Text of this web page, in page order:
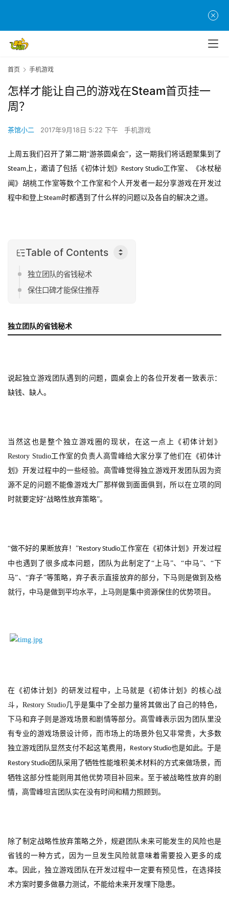
茶
原
创
游
戏
手
机
游
戏
首页 手机游戏
怎样才能让自己的游戏在Steam首页挂一
周？
茶馆小二 2017年9月18日 5:22 下午 手机游戏
上周五我们召开了第二期“游茶圆桌会”，这一期我们将话题聚集到了
Steam 上，邀请了包括《初体计划》 Restory Studio工作室、《冰杖秘
闻》胡桃工作室等数个工作室和个人开发者一起分享游戏在开发过
程中和登上Steam时都遇到了什么样的问题以及各自的解决之道。
Table of Contents
独立团队的省钱秘术
保住口碑才能保住推荐
独立团队的省钱秘术
说起独立游戏团队遇到的问题，圆桌会上的各位开发者一致表示：
缺钱、缺人。
当然这也是整个独立游戏圈的现状，在这一点上《初体计划》
Restory Studio工作室的负责人高雪峰给大家分享了他们在《初体计
划》开发过程中的一些经验。高雪峰觉得独立游戏开发团队因为资
源不足的问题不能像游戏大厂那样做到面面俱到，所以在立项的同
时就要定好“战略性放弃策略”。
“做不好的果断放弃！”Restory Studio工作室在《初体计划》开发过程
中也遇到了很多成本问题，团队为此制定了“上马”、“中马”、“下
马”、“弃子”等策略，弃子表示直接放弃的部分，下马则是做到及格
就行，中马是做到平均水平，上马则是集中资源保住的优势项目。
在《初体计划》的研发过程中，上马就是《初体计划》的核心战
斗， Restory Studio几乎是集中了全部力量将其做出了自己的特色，
下马和弃子则是游戏场景和剧情等部分。高雪峰表示因为团队里没
有专业的游戏场景设计师，而市场上的场景外包又非常贵，大多数
独立游戏团队显然支付不起这笔费用， Restory Studio也是如此。于是
Restory Studio 团队采用了牺牲性能堆积美术材料的方式来做场景，而
牺牲这部分性能则用其他优势项目补回来。至于被战略性放弃的剧
情，高雪峰坦言团队实在没有时间和精力照顾到。
除了制定战略性放弃策略之外，规避团队未来可能发生的风险也是
省钱的一种方式，因为一旦发生风险就意味着需要投入更多的成
本。因此，独立游戏团队在开发过程中一定要有预见性，在选择技
术方案时要多做暴力测试，不能给未来开发埋下隐患。